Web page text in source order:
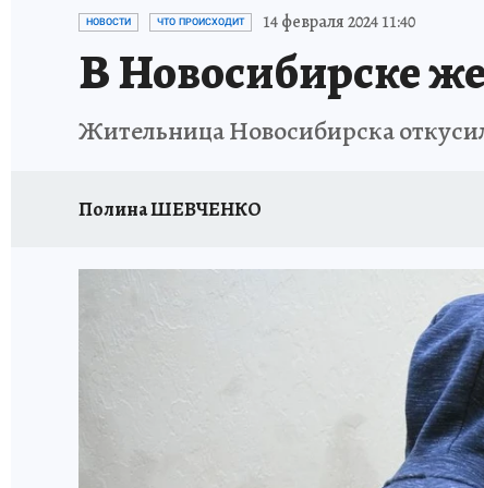
ОТДЫХ В РОССИИ ЗАПОВЕДНАЯ РОССИЯ
НОВОСТИ ЧТО ПРОИСХОДИТ 14 февраля 2024 11:40
В Новосибирске
Жительница Новосибирска
Полина ШЕВЧЕНКО